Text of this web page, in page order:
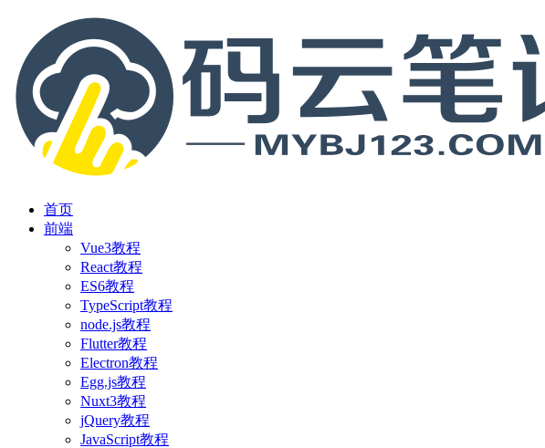
首页
前端
Vue3教程
React教程
ES6教程
TypeScript教程
node.js教程
Flutter教程
Electron教程
Egg.js教程
Nuxt3教程
jQuery教程
JavaScript教程